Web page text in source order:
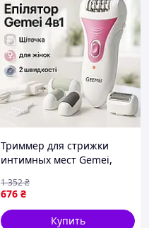
Триммер для стрижки
интимных мест Gemei,
портативный эпилятор
для тела PV-76
676 ₴
1 352₴
Купить